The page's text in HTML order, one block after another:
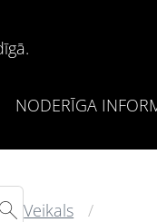
NODERĪGA
Veikals